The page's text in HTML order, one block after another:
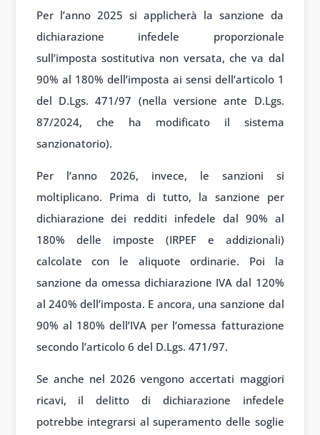
Per l’anno 2025 si applicherà la sanzione da
dichiarazione infedele proporzionale
sull’imposta sostitutiva non versata, che va dal
90% al 180% dell’imposta ai sensi dell’articolo 1
del D.Lgs. 471/97 (nella versione ante D.Lgs.
87/2024, che ha modificato il sistema
sanzionatorio).
Per l’anno 2026, invece, le sanzioni si
moltiplicano. Prima di tutto, la sanzione per
dichiarazione dei redditi infedele dal 90% al
180% delle imposte (IRPEF e addizionali)
calcolate con le aliquote ordinarie. Poi la
sanzione da omessa dichiarazione IVA dal 120%
al 240% dell’imposta. E ancora, una sanzione dal
90% al 180% dell’IVA per l’omessa fatturazione
secondo l’articolo 6 del D.Lgs. 471/97.
Se anche nel 2026 vengono accertati maggiori
ricavi, il delitto di dichiarazione infedele
potrebbe integrarsi al superamento delle soglie